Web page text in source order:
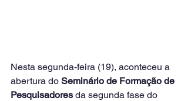
Nesta segunda-feira (19), aconteceu a
abertura do Seminário de Formação de
Pesquisadores da segunda fase do